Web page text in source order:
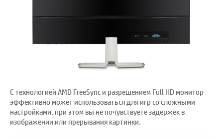
С технологией AMD FreeSync и разрешением Full HD монитор
эффективно может использоваться для игр со сложными
настройками, при этом вы не почувствуете задержек в
изображении или прерывания картинки.